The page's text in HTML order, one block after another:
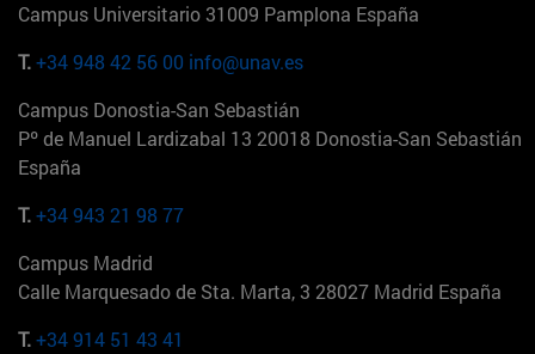
Campus Universitario 31009 Pamplona España
T.+34 948 42 56 00 info@unav.es
Campus Donostia-San Sebastián
Pº de Manuel Lardizabal 13 20018 Donostia-San Sebastián
España
T.+34 943 21 98 77
Campus Madrid
Calle Marquesado de Sta. Marta, 3 28027 Madrid España
T.+34 914 51 43 41